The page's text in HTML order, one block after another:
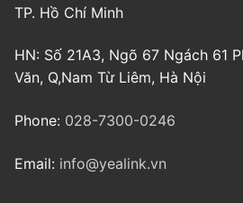
TP. Hồ Chí Minh
HN: Số 21A3, Ngõ 67 Ngách 61
Văn, Q,Nam Từ Liêm, Hà Nội
Phone: 028-7300-0246
Email: info@yealink.vn